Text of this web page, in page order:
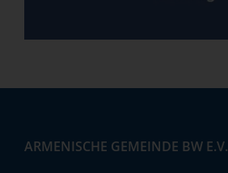
ARMENISCHE GEMEINDE BW E.V.